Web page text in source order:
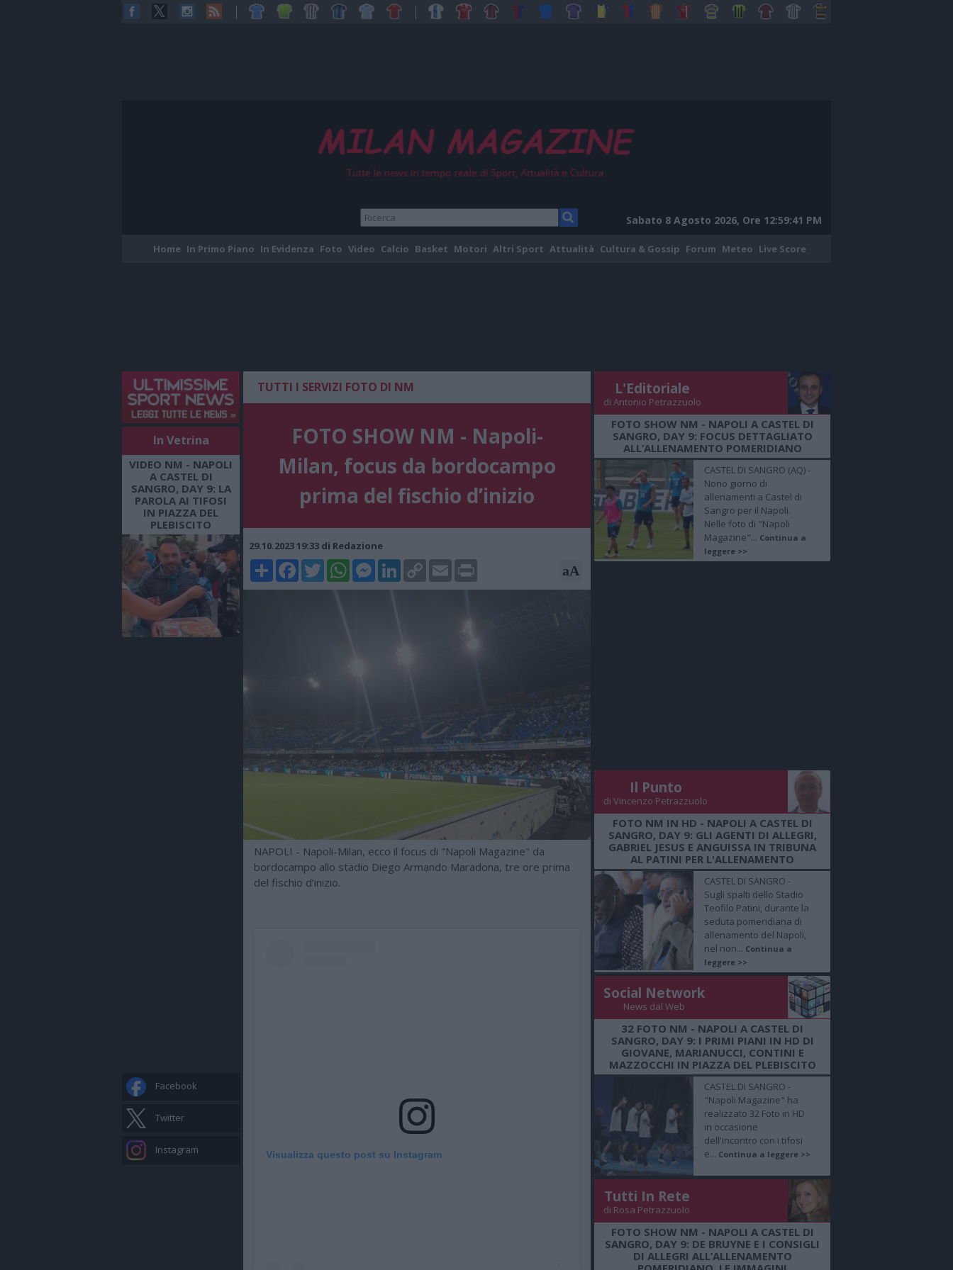
Sabato 8 Agosto 2026, Ore 12:59:42 PM
Home In Primo Piano In Evidenza Foto Video Calcio Basket Motori Altri Sport Attualità Cultura & Gossip Forum Meteo Live Score
In Vetrina
VIDEO NM - NAPOLI
A CASTEL DI
SANGRO, DAY 9: LA
PAROLA AI TIFOSI
IN PIAZZA DEL
PLEBISCITO
Facebook
Twitter
Instagram
TUTTI I SERVIZI FOTO DI NM
FOTO SHOW NM - Napoli-
Milan, focus da bordocampo
prima del fischio d’inizio
29.10.2023 19:33 di Redazione
ShareFacebookTwitterWhatsAppMessenger
LinkedIn
Copy
Link
Email Print aA
NAPOLI - Napoli-Milan, ecco il focus di "Napoli Magazine" da
bordocampo allo stadio Diego Armando Maradona, tre ore prima
del fischio d’inizio.
Visualizza questo post su Instagram
L'Editoriale
di Antonio Petrazzuolo
FOTO SHOW NM - NAPOLI A CASTEL DI
SANGRO, DAY 9: FOCUS DETTAGLIATO
ALL’ALLENAMENTO POMERIDIANO
CASTEL DI SANGRO (AQ) -
Nono giorno di
allenamenti a Castel di
Sangro per il Napoli.
Nelle foto di "Napoli
Magazine"... Continua a
leggere >>
Il Punto
di Vincenzo Petrazzuolo
FOTO NM IN HD - NAPOLI A CASTEL DI
SANGRO, DAY 9: GLI AGENTI DI ALLEGRI,
GABRIEL JESUS E ANGUISSA IN TRIBUNA
AL PATINI PER L'ALLENAMENTO
CASTEL DI SANGRO -
Sugli spalti dello Stadio
Teofilo Patini, durante la
seduta pomeridiana di
allenamento del Napoli,
nel non... Continua a
leggere >>
Social Network
News dal Web
32 FOTO NM - NAPOLI A CASTEL DI
SANGRO, DAY 9: I PRIMI PIANI IN HD DI
GIOVANE, MARIANUCCI, CONTINI E
MAZZOCCHI IN PIAZZA DEL PLEBISCITO
CASTEL DI SANGRO -
"Napoli Magazine" ha
realizzato 32 Foto in HD
in occasione
dell'incontro con i tifosi
e... Continua a leggere >>
Tutti In Rete
di Rosa Petrazzuolo
FOTO SHOW NM - NAPOLI A CASTEL DI
SANGRO, DAY 9: DE BRUYNE E I CONSIGLI
DI ALLEGRI ALL’ALLENAMENTO